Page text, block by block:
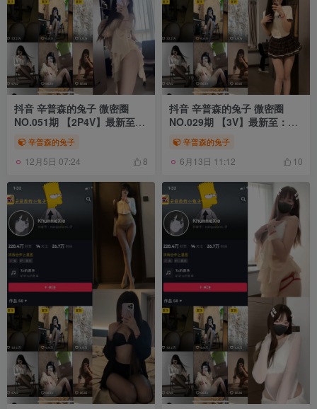
抖音 辛普森的兔子 微密圈
NO.051期 【2P4V】最新至：
2024.3.25
辛普森的兔子
12月5日 07:24 8
抖音 辛普森的兔子 微密圈
NO.029期 【3V】最新至：
2023.7.27
辛普森的兔子
6月13日 11:12 10